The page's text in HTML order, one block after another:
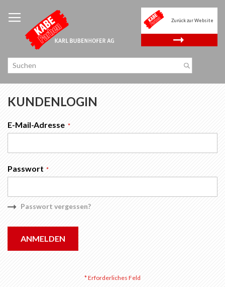
Inhalt
springen
Zurück zur Website
.
KUNDENLOGIN
E-Mail-Adresse
Passwort
ANMELDEN
Passwort vergessen?